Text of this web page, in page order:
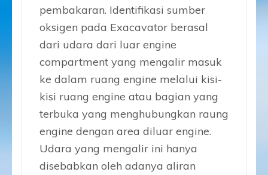
pembakaran. Identifikasi sumber
oksigen pada Exacavator berasal
dari udara dari luar engine
compartment yang mengalir masuk
ke dalam ruang engine melalui kisi-
kisi ruang engine atau bagian yang
terbuka yang menghubungkan raung
engine dengan area diluar engine.
Udara yang mengalir ini hanya
disebabkan oleh adanya aliran